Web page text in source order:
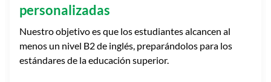
personalizadas
Nuestro objetivo es que los estudiantes alcancen al
menos un nivel B2 de inglés, preparándolos para los
estándares de la educación superior.